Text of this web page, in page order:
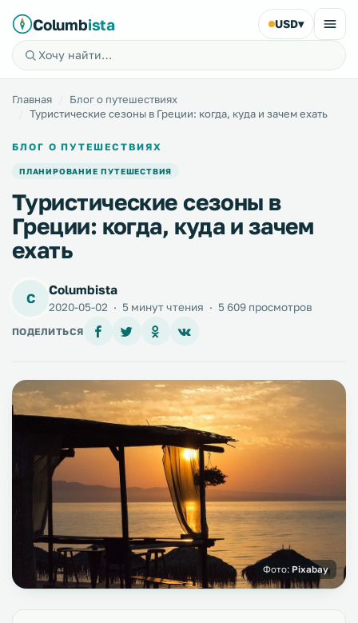
Columbista USD▾
Главная
Блог о путешествиях
Туристические сезоны в Греции: когда, куда и зачем ехать
БЛОГ О ПУТЕШЕСТВИЯХ
ПЛАНИРОВАНИЕ ПУТЕШЕСТВИЯ
Туристические сезоны в
Греции: когда, куда и зачем
ехать
C
Columbista
2020-05-02 · 5 минут чтения · 5 609 просмотров
ПОДЕЛИТЬСЯ
Фото: Pixabay